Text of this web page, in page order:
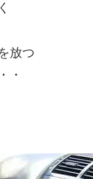
放つ
・